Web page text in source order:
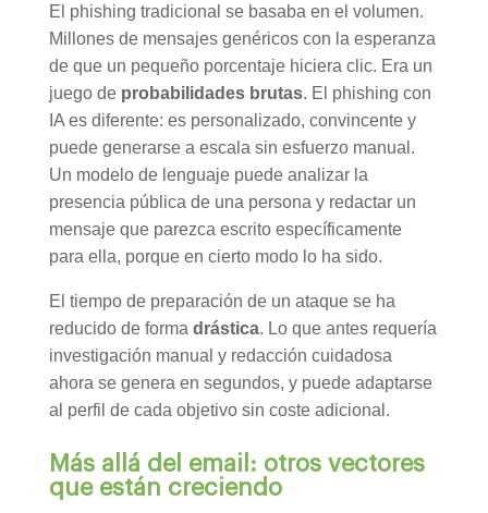
El phishing tradicional se basaba en el volumen.
Millones de mensajes genéricos con la esperanza
de que un pequeño porcentaje hiciera clic. Era un
juego de probabilidades brutas. El phishing con
IA es diferente: es personalizado, convincente y
puede generarse a escala sin esfuerzo manual.
Un modelo de lenguaje puede analizar la
presencia pública de una persona y redactar un
mensaje que parezca escrito específicamente
para ella, porque en cierto modo lo ha sido.
El tiempo de preparación de un ataque se ha
reducido de forma drástica. Lo que antes requería
investigación manual y redacción cuidadosa
ahora se genera en segundos, y puede adaptarse
al perfil de cada objetivo sin coste adicional.
Más allá del email: otros vectores
que están creciendo